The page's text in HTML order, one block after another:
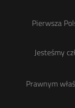
Pierwsza
Jesteśmy
Prawnym